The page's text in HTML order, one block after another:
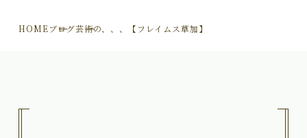
HOMEブログ芸術の、、、【フレイムス草加】